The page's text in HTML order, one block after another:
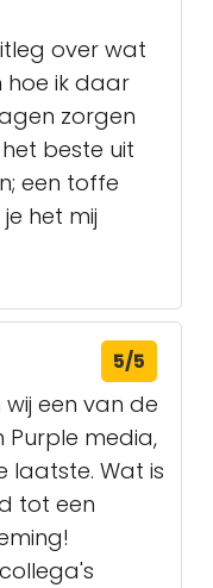
over wat
hoe ik daar
zorgen
beste uit
een toffe
het mij
5/5
een van de
Purple media,
laatste. Wat is
tot een